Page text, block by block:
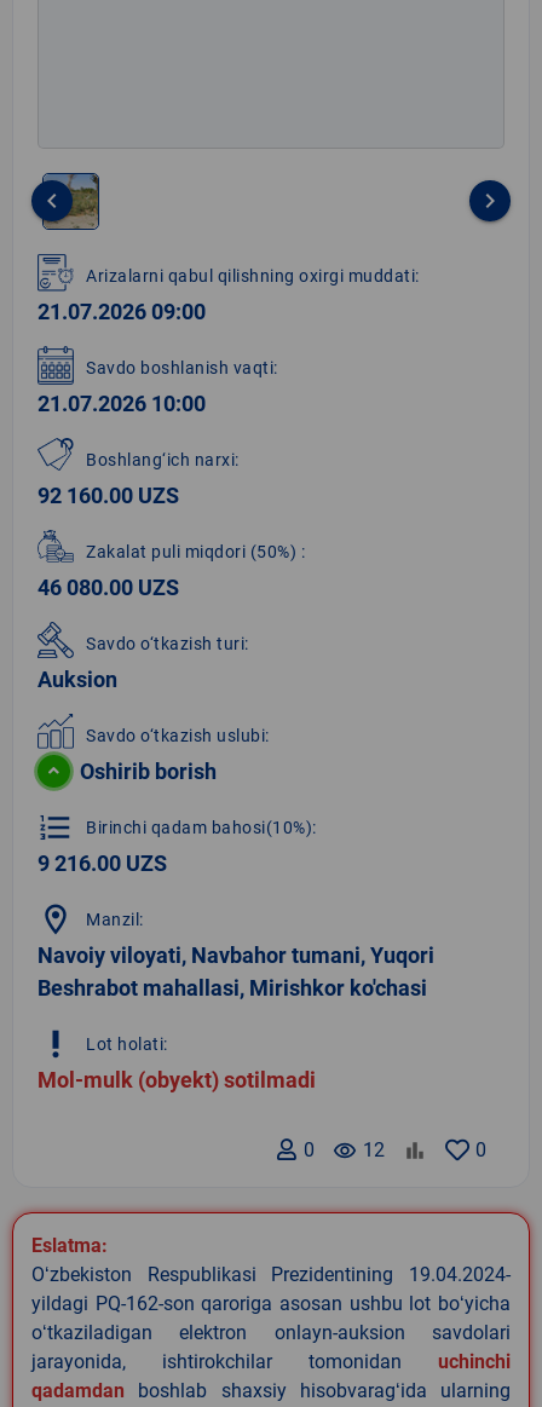
1
of
1
keyboard_arrow_left keyboard_arrow_right
Arizalarni qabul qilishning oxirgi muddati:
21.07.2026 09:00
Savdo boshlanish vaqti:
21.07.2026 10:00
Boshlang‘ich narxi:
92 160.00 UZS
Zakalat puli miqdori (50%) :
46 080.00 UZS
Savdo o‘tkazish turi:
Auksion
Savdo o‘tkazish uslubi:
Oshirib borish
format_list_numbered Birinchi qadam bahosi(10%):
9 216.00 UZS
location_on Manzil:
Navoiy viloyati, Navbahor tumani, Yuqori
Beshrabot mahallasi, Mirishkor ko'chasi
priority_high Lot holati:
Mol-mulk (obyekt) sotilmadi
0
remove_red_eye 12
0
Eslatma:
Oʻzbekiston Respublikasi Prezidentining 19.04.2024-
yildagi PQ-162-son qaroriga asosan ushbu lot boʻyicha
oʻtkaziladigan elektron onlayn-auksion savdolari
jarayonida, ishtirokchilar tomonidan uchinchi
qadamdan boshlab shaxsiy hisobvaragʻida ularning